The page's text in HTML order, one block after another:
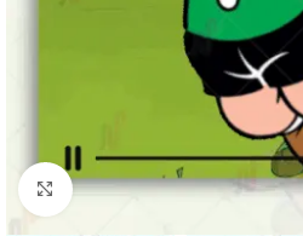
Clique para ampliar